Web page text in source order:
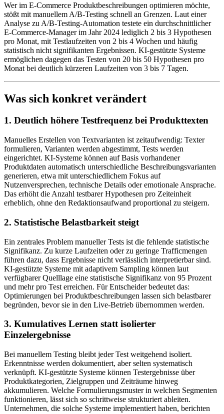
Wer im E-Commerce Produktbeschreibungen optimieren möchte,
stößt mit manuellem A/B-Testing schnell an Grenzen. Laut einer
Analyse zu A/B-Testing-Automation testete ein durchschnittlicher
E-Commerce-Manager im Jahr 2024 lediglich 2 bis 3 Hypothesen
pro Monat, mit Testlaufzeiten von 2 bis 4 Wochen und häufig
statistisch nicht signifikanten Ergebnissen. KI-gestützte Systeme
ermöglichen dagegen das Testen von 20 bis 50 Hypothesen pro
Monat bei deutlich kürzeren Laufzeiten von 3 bis 7 Tagen.
Was sich konkret verändert
1. Deutlich höhere Testfrequenz bei Produkttexten
Manuelles Erstellen von Textvarianten ist zeitaufwendig: Texter
formulieren, Varianten werden abgestimmt, Tests werden
eingerichtet. KI-Systeme können auf Basis vorhandener
Produktdaten automatisch unterschiedliche Beschreibungsvarianten
generieren, etwa mit unterschiedlichem Fokus auf
Nutzenversprechen, technische Details oder emotionale Ansprache.
Das erhöht die Anzahl testbarer Hypothesen pro Zeiteinheit
erheblich, ohne den Redaktionsaufwand proportional zu steigern.
2. Statistische Belastbarkeit steigt
Ein zentrales Problem manueller Tests ist die fehlende statistische
Signifikanz. Zu kurze Laufzeiten oder zu geringe Trafficmengen
führen dazu, dass Ergebnisse nicht verlässlich interpretierbar sind.
KI-gestützte Systeme mit adaptivem Sampling können laut
verfügbarer Quelllage eine statistische Signifikanz von 95 Prozent
und mehr pro Test erreichen. Für Entscheider bedeutet das:
Optimierungen bei Produktbeschreibungen lassen sich belastbarer
begründen, bevor sie in den Live-Betrieb übernommen werden.
3. Kumulatives Lernen statt isolierter
Einzelergebnisse
Bei manuellem Testing bleibt jeder Test weitgehend isoliert.
Erkenntnisse werden dokumentiert, aber selten systematisch
verknüpft. KI-gestützte Systeme können Testergebnisse über
Produktkategorien, Zielgruppen und Zeiträume hinweg
akkumulieren. Welche Formulierungsmuster in welchen Segmenten
funktionieren, lässt sich so schrittweise strukturiert ableiten.
Unternehmen, die solche Systeme implementiert haben, berichten